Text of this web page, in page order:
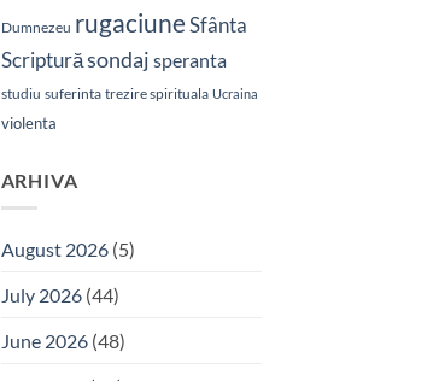
Dumnezeu rugaciuneSfânta
Scripturăsondaj speranta
studiu suferinta trezire spirituala Ucraina
violenta
ARHIVA
August 2026(5)
July 2026(44)
June 2026(48)